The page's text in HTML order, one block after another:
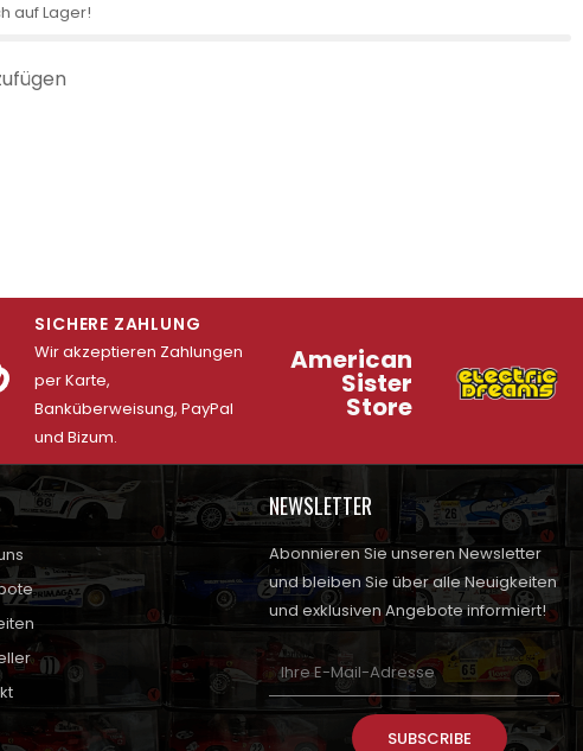
auf Lager!
SICHERE ZAHLUNG
Wir akzeptieren Zahlungen
per Karte,
Banküberweisung, PayPal
und Bizum.
American
Sister
Store
NEWSLETTER
Abonnieren Sie unseren Newsletter
und bleiben Sie über alle Neuigkeiten
und exklusiven Angebote informiert!
SUBSCRIBE